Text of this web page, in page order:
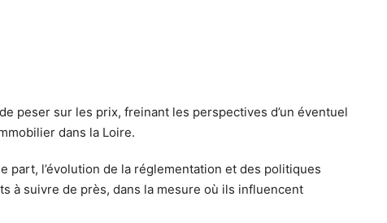
peser sur les prix, freinant les perspectives d’un éventuel
dans la Loire.
part, l’évolution de la réglementation et des politiques
à suivre de près, dans la mesure où ils influencent